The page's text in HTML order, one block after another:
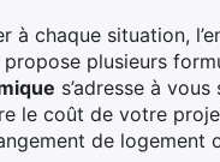
à chaque situation,
plusieurs
s’adresse à vous
le coût de votre
de logement